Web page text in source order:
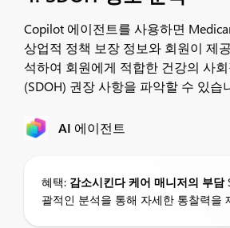
Copilot 에이전트를 사용하면
상업적 정책 보장 정보와 회원이 제
석하여 회원에게 적합한 건강의 사
(SDOH) 권장 사항을 파악할 수 있습
AI 에이전트
혜택: 감소시킨다케어 매니저의 부담
괄적인 분석을 통해 자세한 통찰력을